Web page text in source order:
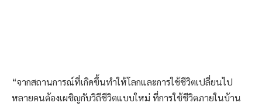
“จากสถานการณ์ที่เกิดขึ้นทำให้โลกและการใช้ชีวิตเปลี่ยนไป
หลายคนต้องเผชิญกับวิถีชีวิตแบบใหม่ ที่การใช้ชีวิตภายในบ้าน